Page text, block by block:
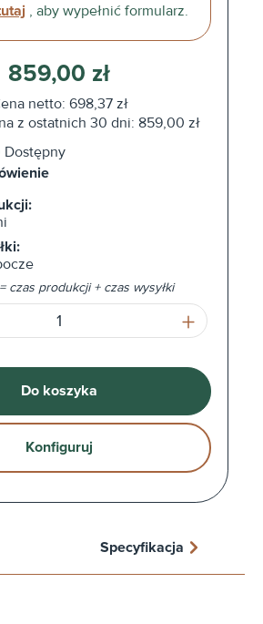
, aby wypełnić formularz.
859,00 zł
netto: 698,37 zł
z ostatnich 30 dni: 859,00 zł
Dostępny
czas produkcji + czas wysyłki
Wprowadź żądaną
Do koszyka
Konfiguruj
Specyfikacja